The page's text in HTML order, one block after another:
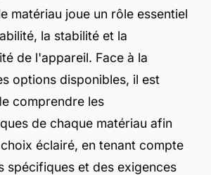
matériau joue un rôle essentiel
la stabilité et la
de l'appareil. Face à la
options disponibles, il est
comprendre les
de chaque matériau afin
éclairé, en tenant compte
spécifiques et des exigences